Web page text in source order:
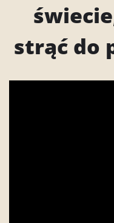
strąć do